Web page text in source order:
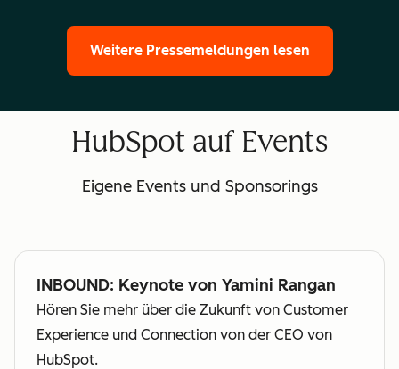
Weitere Pressemeldungen lesen
HubSpot auf Events
Eigene Events und Sponsorings
INBOUND: Keynote von Yamini Rangan
Hören Sie mehr über die Zukunft von Customer
Experience und Connection von der CEO von
HubSpot.